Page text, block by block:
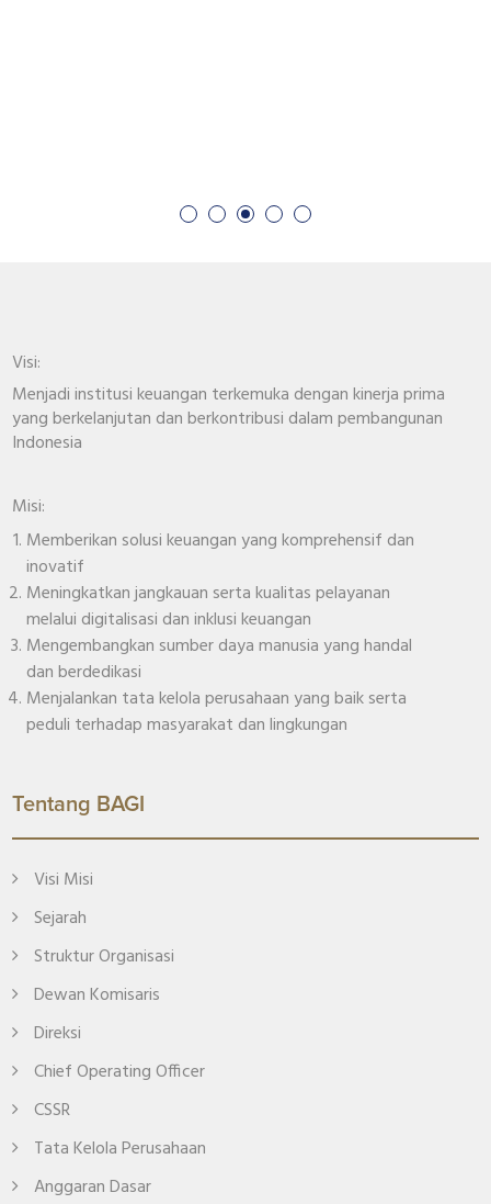
Visi:
Menjadi institusi keuangan terkemuka dengan kinerja prima
yang berkelanjutan dan berkontribusi dalam pembangunan
Indonesia
Misi:
Memberikan solusi keuangan yang komprehensif dan
inovatif
Meningkatkan jangkauan serta kualitas pelayanan
melalui digitalisasi dan inklusi keuangan
Mengembangkan sumber daya manusia yang handal
dan berdedikasi
Menjalankan tata kelola perusahaan yang baik serta
peduli terhadap masyarakat dan lingkungan
Tentang BAGI
Visi Misi
Sejarah
Struktur Organisasi
Dewan Komisaris
Direksi
Chief Operating Officer
CSSR
Tata Kelola Perusahaan
Anggaran Dasar